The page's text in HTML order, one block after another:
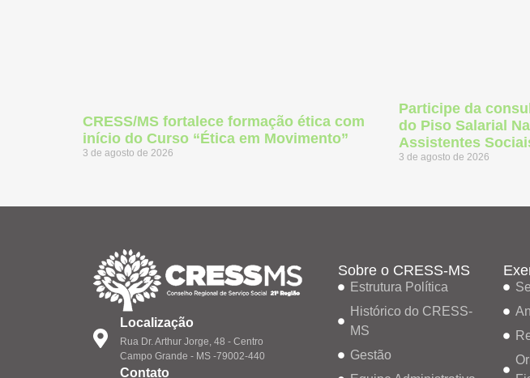
CRESS/MS fortalece formação ética com
início do Curso “Ética em Movimento”
3 de agosto de 2026
Participe da
do Piso Salarial
Assistentes
3 de agosto de 2026
Localização
Rua Dr. Arthur Jorge, 48 - Centro
Campo Grande - MS -79002-440
Contato
Sobre o CRESS-MS
Estrutura Política
Histórico do CRESS-
MS
Gestão